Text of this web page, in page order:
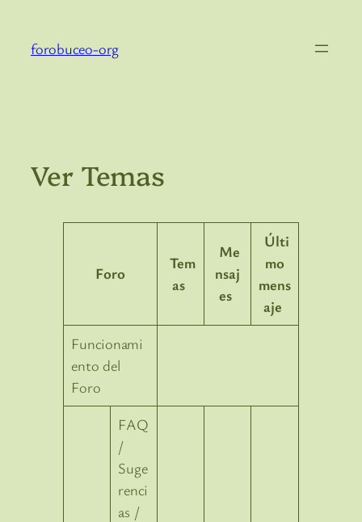
content
forobuceo-org
Ver Temas
Foro
Tem
as
Me
nsaj
es
Últi
mo
mens
aje
Funcionami
ento del
Foro
FAQ
/
Suge
renci
as /